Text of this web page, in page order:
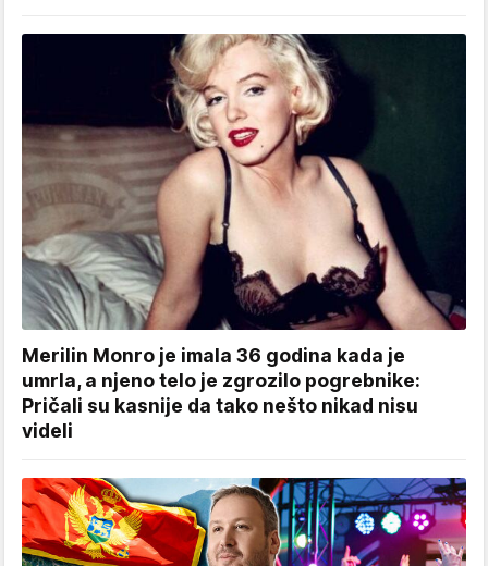
Merilin Monro je imala 36 godina kada je
umrla, a njeno telo je zgrozilo pogrebnike:
Pričali su kasnije da tako nešto nikad nisu
videli